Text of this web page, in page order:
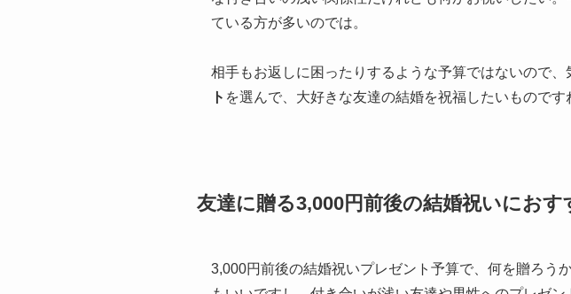
ている方が多いのでは。
相手もお返しに困ったりするような予算ではないので
ト を選んで、大好きな友達の結婚を祝福したいものです
友達に贈る3,000円前後の結婚祝いにお
3,000円前後の結婚祝いプレゼント予算で、何を贈ろう